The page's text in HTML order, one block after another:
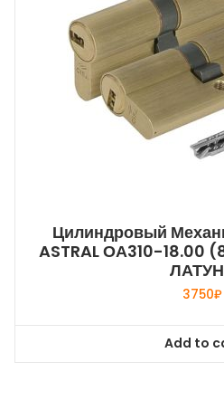
Цилиндровый
ASTRAL ОА310-18.00
3750₽
Add to